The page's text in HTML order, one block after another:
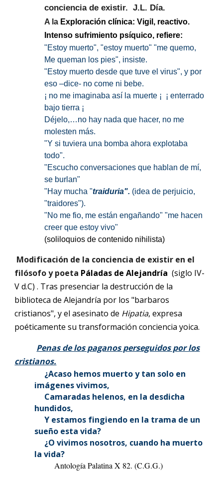
conciencia de existir. J.L. Día.
A la Exploración clínica: Vigil, reactivo.
Intenso sufrimiento psíquico, refiere:
"Estoy muerto", "estoy muerto" "me quemo,
Me queman los pies", insiste.
"Estoy muerto desde que tuve el virus",y por
eso –dice- no come ni bebe.
¡ no me imaginaba así la muerte ¡ ¡ enterrado
bajo tierra ¡
Déjelo,…no hay nada que hacer, no me
molesten más.
"Y si tuviera una bomba ahora explotaba
todo".
"Escucho conversaciones que hablan de mí,
se burlan"
"Hay mucha "traiduria". (idea de perjuicio,
"traidores").
"No me fio, me están engañando" "me hacen
creer que estoy vivo"
(soliloquios de contenido nihilista)
Modificación de la conciencia de existir en el
filósofo y poeta Páladas de Alejandría (siglo IV-
V d.C) . Tras presenciar la destrucción de la
biblioteca de Alejandría por los "barbaros
cristianos", y el asesinato de Hipatia, expresa
poéticamente su transformación conciencia yoica.
Penas de los paganos perseguidos por los
cristianos.
¿Acaso hemos muerto y tan solo en
imágenes vivimos,
Camaradas helenos, en la desdicha
hundidos,
Y estamos fingiendo en la trama de un
sueño esta vida?
¿O vivimos nosotros, cuando ha muerto
la vida?
Antología Palatina X 82. (C.G.G.)